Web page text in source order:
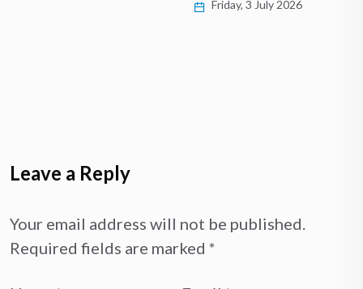
Friday, 3 July 2026
Leave a Reply
Your email address will not be published.
Required fields are marked *